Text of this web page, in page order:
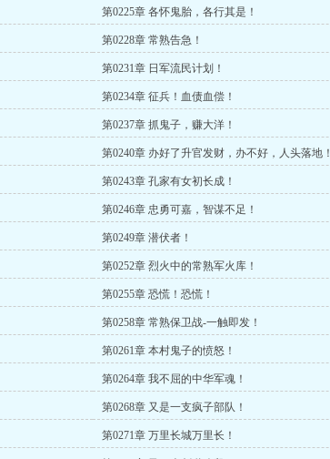
第0225章 各怀鬼胎，各行其是！
第0228章 常熟告急！
第0231章 日军流民计划！
第0234章 征兵！血债血偿！
第0237章 抓鬼子，赚大洋！
第0240章 办好了升官发财，办不好，人头落地！
第0243章 孔家有女初长成！
第0246章 忠勇可嘉，智谋不足！
第0249章 潜伏者！
第0252章 烈火中的常熟军火库！
第0255章 恐慌！恐慌！
第0258章 常熟保卫战-一触即发！
第0261章 本村鬼子的愤怒！
第0264章 我不屈的中华军魂！
第0268章 又是一支疯子部队！
第0271章 万里长城万里长！